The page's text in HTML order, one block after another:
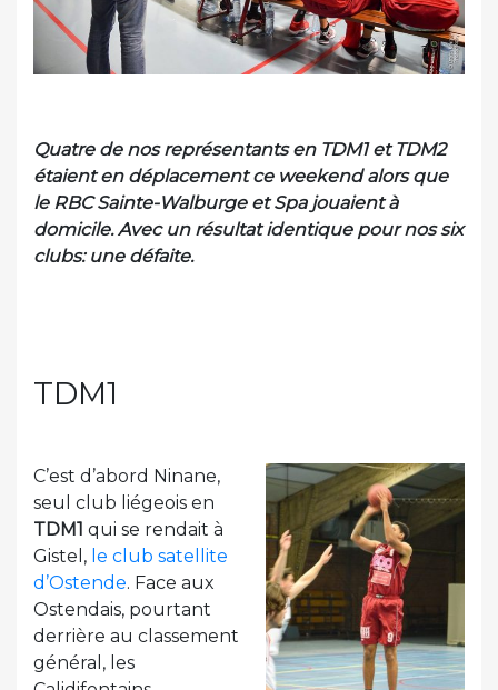
Quatre de nos représentants en TDM1 et TDM2
étaient en déplacement ce weekend alors que
le RBC Sainte-Walburge et Spa jouaient à
domicile. Avec un résultat identique pour nos six
clubs: une défaite.
TDM1
C’est d’abord Ninane,
seul club liégeois en
TDM1 qui se rendait à
Gistel, le club satellite
d’Ostende. Face aux
Ostendais, pourtant
derrière au classement
général, les